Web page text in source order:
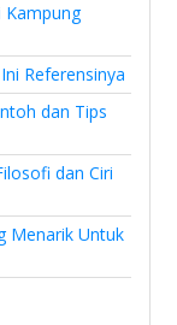
Kampung
Referensinya
dan Tips
dan Ciri
Menarik Untuk